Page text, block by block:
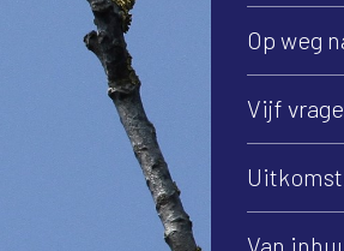
Op weg
Vijf
Van